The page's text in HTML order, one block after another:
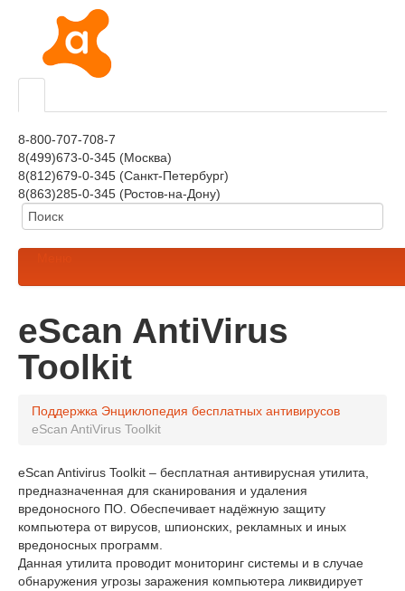
8-800-707-708-7
8(499)673-0-345 (Москва)
8(812)679-0-345 (Санкт-Петербург)
8(863)285-0-345 (Ростов-на-Дону)
eScan AntiVirus
Toolkit
Поддержка Энциклопедия бесплатных антивирусов
eScan AntiVirus Toolkit
eScan Antivirus Toolkit – бесплатная антивирусная утилита,
предназначенная для сканирования и удаления
вредоносного ПО. Обеспечивает надёжную защиту
компьютера от вирусов, шпионских, рекламных и иных
вредоносных программ.
Данная утилита проводит мониторинг системы и в случае
обнаружения угрозы заражения компьютера ликвидирует